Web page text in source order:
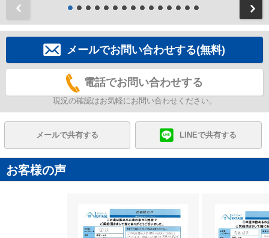
メールでお問い合わせする(無料)
電話でお問い合わせする
現況の確認はお気軽にお問い合わせください。
メールで共有する LINEで共有する
お客様の声